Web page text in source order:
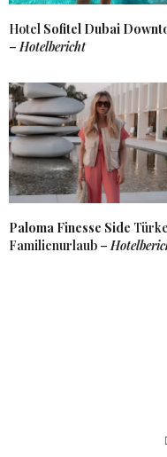
Hotel Sofitel Dubai
–Hotelbericht
Paloma Finesse Side
Familienurlaub –